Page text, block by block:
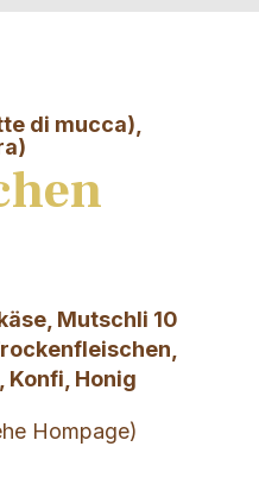
di mucca),
Mutschli 10
Honig
Hompage)